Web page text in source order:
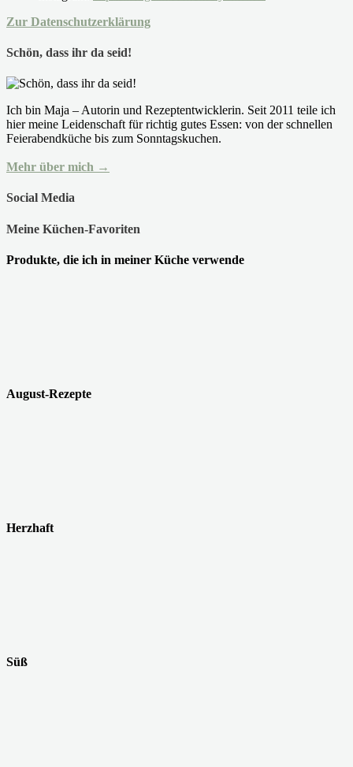
Zur Datenschutzerklärung
Schön, dass ihr da seid!
Ich bin Maja – Autorin und Rezeptentwicklerin. Seit 2011 teile ich
hier meine Leidenschaft für richtig gutes Essen: von der schnellen
Feierabendküche bis zum Sonntagskuchen.
Mehr über mich →
Social Media
Meine Küchen-Favoriten
Produkte, die ich in meiner Küche verwende
August-Rezepte
Herzhaft
Süß